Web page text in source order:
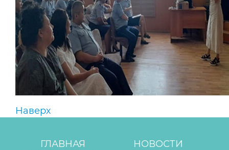
Наверх
ГЛАВНАЯ
НОВОСТИ